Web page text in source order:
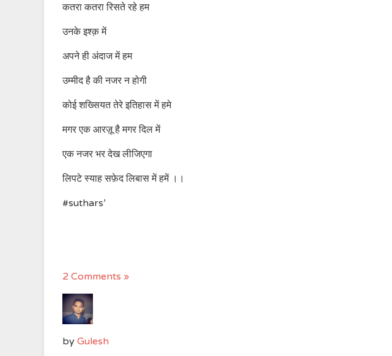
कतरा कतरा रिसते रहे हम
उनके इश्क़ में
अपने ही अंदाज में हम
उम्मीद है की नजर न होगी
कोई शख्सियत तेरे इतिहास में हमे
मगर एक आरज़ू है मगर दिल में
एक नजर भर देख लीजिएगा
लिपटे स्याह सफ़ेद लिबास में हमें ।।
#suthars’
2 Comments »
by Gulesh